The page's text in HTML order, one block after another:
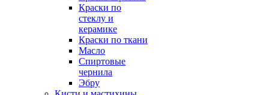
Краски по
стеклу и
керамике
Краски по ткани
Масло
Спиртовые
чернила
Эбру